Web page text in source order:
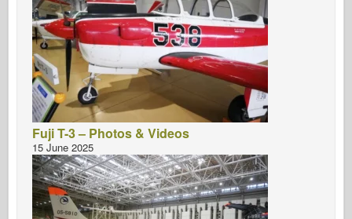
Fuji T-3 – Photos & Videos
15 June 2025